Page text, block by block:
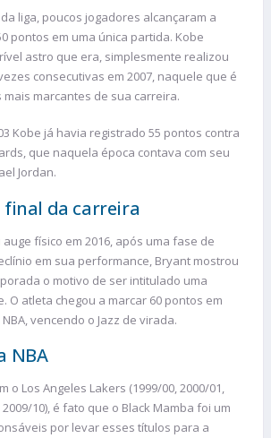
liga, poucos jogadores alcançaram a
pontos em uma única partida. Kobe
astro que era, simplesmente realizou
consecutivas em 2007, naquele que é
mais marcantes de sua carreira.
Kobe já havia registrado 55 pontos contra
que naquela época contava com seu
Jordan.
da carreira
físico em 2016, após uma fase de
em sua performance, Bryant mostrou
o motivo de ser intitulado uma
O atleta chegou a marcar 60 pontos em
vencendo o Jazz de virada.
NBA
o Los Angeles Lakers (1999/00, 2000/01,
2009/10), é fato que o Black Mamba foi um
por levar esses títulos para a